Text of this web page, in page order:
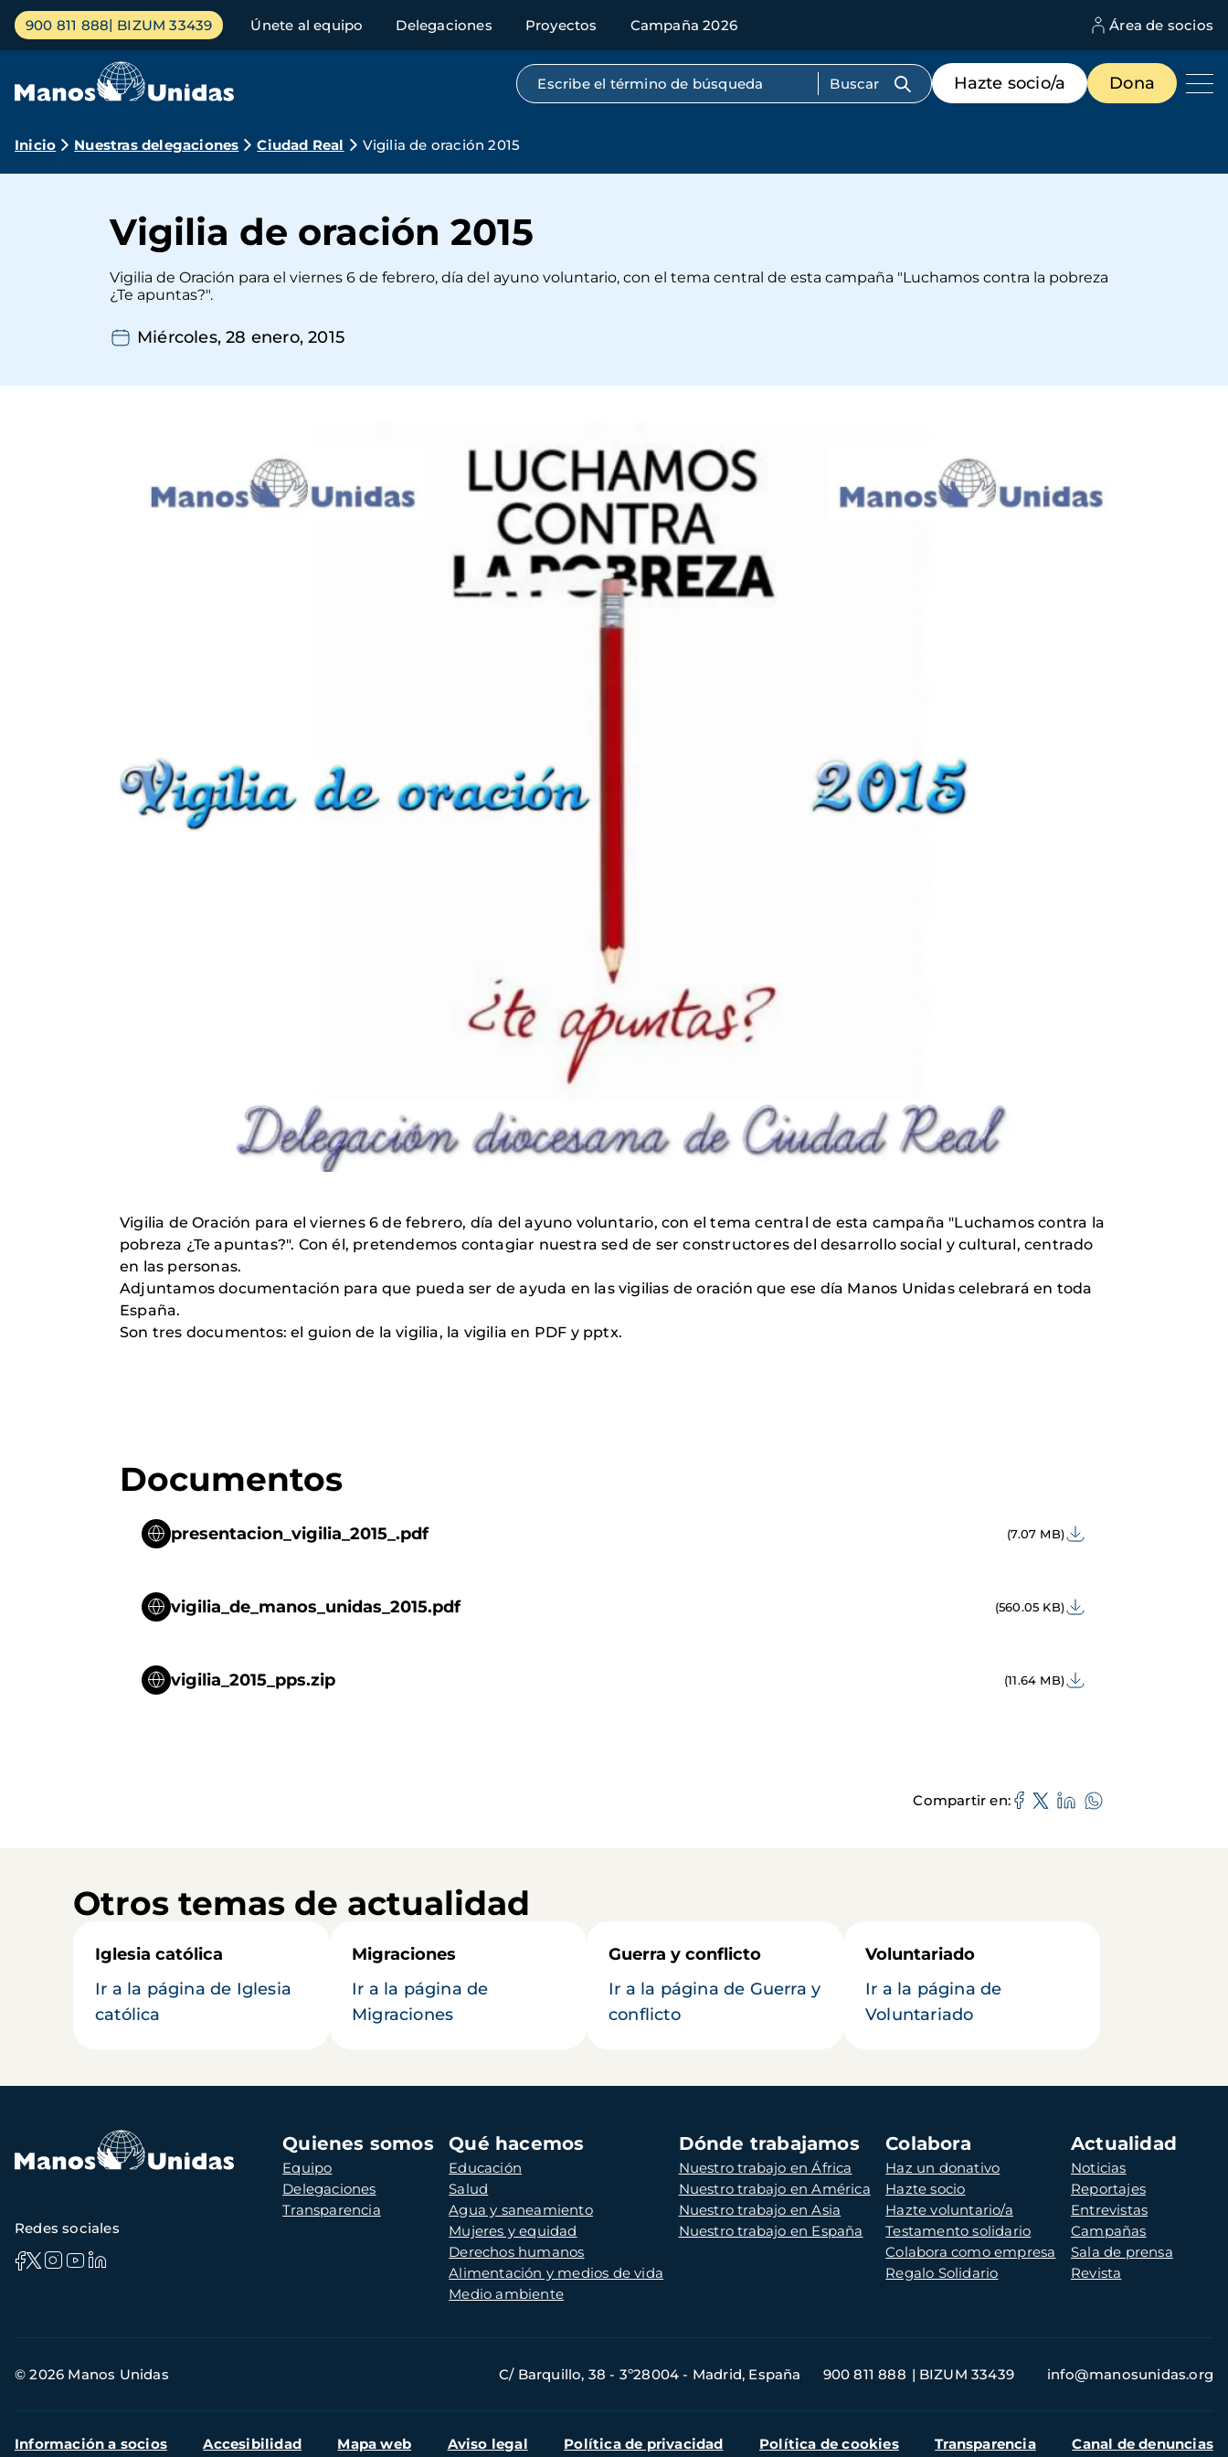
Pasar
contenido
Menú
principal
900 811 888 BIZUM 33439 Únete al equipo Delegaciones Proyectos Campaña 2026 Área de socios
Búsqueda por texto completo
Menú
de
destacados
Hazte socio/a Dona
Ruta
navegación
Inicio Nuestras delegaciones Ciudad Real Vigilia de oración 2015
Vigilia de oración 2015
Vigilia de Oración para el viernes 6 de febrero, día del ayuno voluntario, con el tema central de esta campaña "Luchamos contra la pobreza
¿Te apuntas?".
Miércoles, 28 enero, 2015
Vigilia de Oración para el viernes 6 de febrero, día del ayuno voluntario, con el tema central de esta campaña "Luchamos contra la
pobreza ¿Te apuntas?". Con él, pretendemos contagiar nuestra sed de ser constructores del desarrollo social y cultural, centrado
en las personas.
Adjuntamos documentación para que pueda ser de ayuda en las vigilias de oración que ese día Manos Unidas celebrará en toda
España.
Son tres documentos: el guion de la vigilia, la vigilia en PDF y pptx.
Documentos
presentacion_vigilia_2015_.pdf (7.07 MB)
vigilia_de_manos_unidas_2015.pdf (560.05 KB)
vigilia_2015_pps.zip (11.64 MB)
Compartir en
Otros temas de actualidad
Iglesia católica
Ir a la página de Iglesia
católica
Migraciones
Ir a la página de
Migraciones
Guerra y conflicto
Ir a la página de Guerra y
conflicto
Voluntariado
Ir a la página de
Voluntariado
Navegación
principal
Quienes somos
Equipo
Delegaciones
Transparencia
Qué hacemos
Educación
Salud
Agua y saneamiento
Mujeres y equidad
Derechos humanos
Alimentación y medios de vida
Medio ambiente
Dónde trabajamos
Nuestro trabajo en África
Nuestro trabajo en América
Nuestro trabajo en Asia
Nuestro trabajo en España
Colabora
Haz un donativo
Hazte socio
Hazte voluntario/a
Testamento solidario
Colabora como empresa
Regalo Solidario
Actualidad
Noticias
Reportajes
Entrevistas
Campañas
Sala de prensa
Revista
Redes sociales
de
© 2026 Manos Unidas C/ Barquillo, 38 - 3º28004 - Madrid, España 900 811 888 BIZUM 33439 info@manosunidas.org
Menú
Información a socios Accesibilidad Mapa web Aviso legal Política de privacidad Política de cookies Transparencia Canal de denuncias